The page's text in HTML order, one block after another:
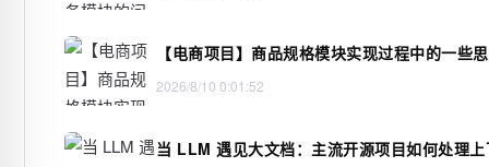
【电商项目】商品规格模块实现过程中的一些
2026/8/10 0:01:52
当 LLM 遇见大文档：主流开源项目如何处理